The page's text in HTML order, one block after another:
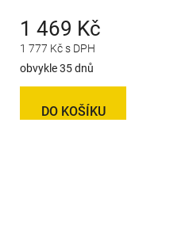
1 777 Kč s DPH
1 469 Kč
obvykle 35 dnů
DO KOŠÍKU